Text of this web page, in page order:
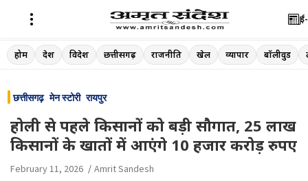
Skip
to
होम देश विदेश छत्तीसगढ़ राजनीति खेल व्यापार बॉलीवुड
छत्तीसगढ़ मेन स्टोरी रायपुर
होली से पहले किसानों को बड़ी सौगात, 25 लाख
किसानों के खातों में आएंगे 10 हजार करोड़ रुपए
February 11, 2026 Amrit Sandesh